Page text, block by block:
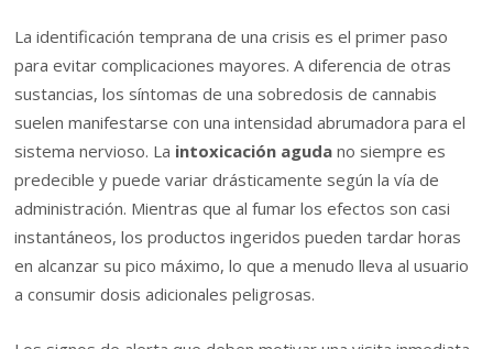
La identificación temprana de una crisis es el primer paso
para evitar complicaciones mayores. A diferencia de otras
sustancias, los síntomas de una sobredosis de cannabis
suelen manifestarse con una intensidad abrumadora para el
sistema nervioso. La intoxicación aguda no siempre es
predecible y puede variar drásticamente según la vía de
administración. Mientras que al fumar los efectos son casi
instantáneos, los productos ingeridos pueden tardar horas
en alcanzar su pico máximo, lo que a menudo lleva al usuario
a consumir dosis adicionales peligrosas.